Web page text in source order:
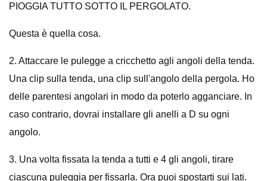
PIOGGIA TUTTO SOTTO IL PERGOLATO.
Questa è quella cosa.
2. Attaccare le pulegge a cricchetto agli angoli della tenda.
Una clip sulla tenda, una clip sull'angolo della pergola. Ho
delle parentesi angolari in modo da poterlo agganciare. In
caso contrario, dovrai installare gli anelli a D su ogni
angolo.
3. Una volta fissata la tenda a tutti e 4 gli angoli, tirare
ciascuna puleggia per fissarla. Ora puoi spostarti sui lati.